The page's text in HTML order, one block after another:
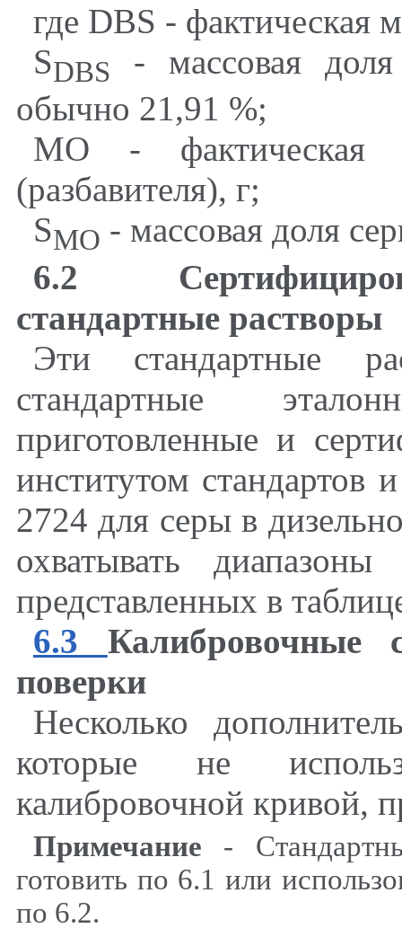
где DBS - фактическая
SDBS
- массовая
обычно 21,91 %;
МО - фактическая
(разбавителя), г;
SMO - массовая доля
6.2
стандартные растворы
Эти стандартные
стандартные
приготовленные и
институтом стандартов
2724 для серы в
охватывать
представленных в
6.3 Калибровочные
поверки
Несколько
которые не
калибровочной кривой,
Примечание -
готовить по 6.1 или
по 6.2.